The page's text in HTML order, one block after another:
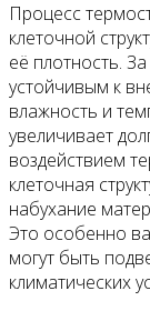
Процесс
клеточной
её плотность.
устойчивым к
влажность и
увеличивает
воздействием
клеточная
набухание
Это особенно
могут быть
климатических